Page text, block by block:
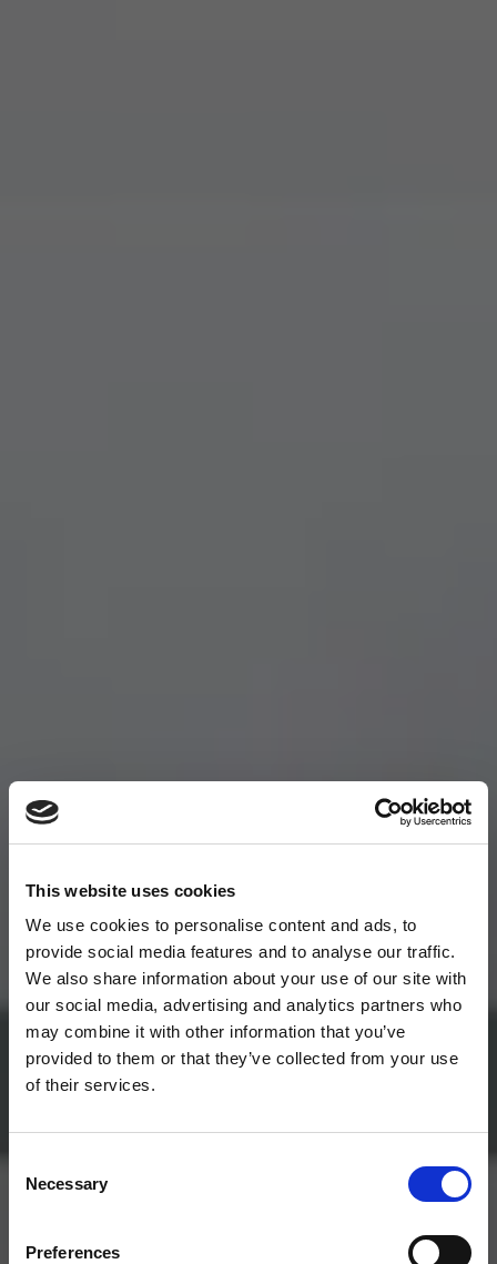
This website uses cookies
We use cookies to personalise content and ads, to
provide social media features and to analyse our traffic.
We also share information about your use of our site with
our social media, advertising and analytics partners who
may combine it with other information that you’ve
provided to them or that they’ve collected from your use
of their services.
Selection
Necessary
Preferences